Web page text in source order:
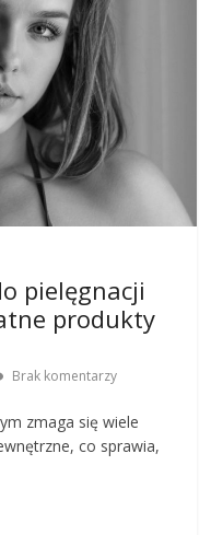
pielęgnacji
produkty
Brak komentarzy
zmaga się wiele
co sprawia,